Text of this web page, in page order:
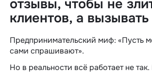
отзывы, чтобы не
клиентов, а вызывать
Предпринимательский миф: «Пусть
сами спрашивают».
Но в реальности всё работает не